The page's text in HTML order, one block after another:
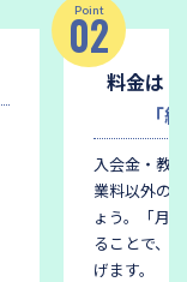
Point
02
料金は
「
入会金・教
業料以外の
ょう。
「月
ることで、
げます。